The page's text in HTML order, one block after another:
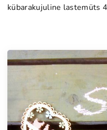
kübarakujuline lastemüts